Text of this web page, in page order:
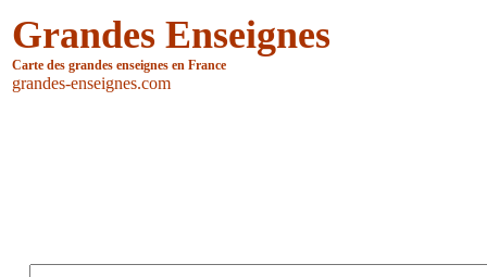
Grandes Enseignes
Carte des grandes enseignes en France
grandes-enseignes.com